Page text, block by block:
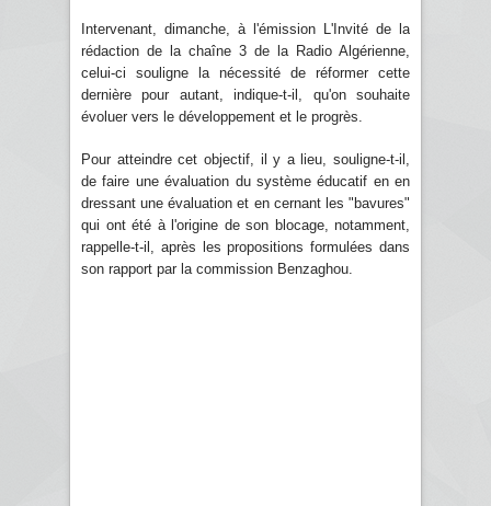
Intervenant, dimanche, à l'émission L'Invité de la
rédaction de la chaîne 3 de la Radio Algérienne,
celui-ci souligne la nécessité de réformer cette
dernière pour autant, indique-t-il, qu'on souhaite
évoluer vers le développement et le progrès.
Pour atteindre cet objectif, il y a lieu, souligne-t-il,
de faire une évaluation du système éducatif en en
dressant une évaluation et en cernant les "bavures"
qui ont été à l'origine de son blocage, notamment,
rappelle-t-il, après les propositions formulées dans
son rapport par la commission Benzaghou.